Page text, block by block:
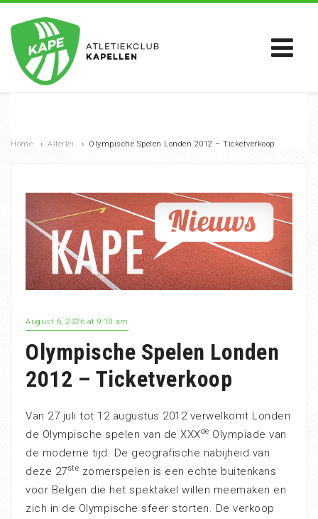
Home › Allerlei › Olympische Spelen Londen 2012 – Ticketverkoop
August 6, 2026 at 9:18 am
Olympische Spelen Londen
2012 – Ticketverkoop
Van 27 juli tot 12 augustus 2012 verwelkomt Londen
de Olympische spelen van de XXXde Olympiade van
de moderne tijd. De geografische nabijheid van
deze 27ste zomerspelen is een echte buitenkans
voor Belgen die het spektakel willen meemaken en
zich in de Olympische sfeer storten. De verkoop